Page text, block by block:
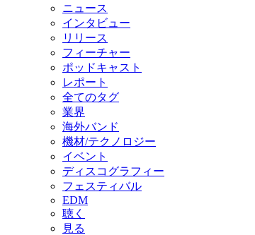
ニュース
インタビュー
リリース
フィーチャー
ポッドキャスト
レポート
全てのタグ
業界
海外バンド
機材/テクノロジー
イベント
ディスコグラフィー
フェスティバル
EDM
聴く
見る